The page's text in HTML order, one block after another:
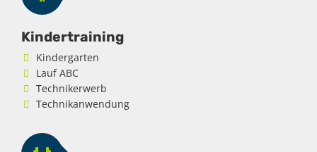
Kindertraining
Kindergarten
Lauf ABC
Technikerwerb
Technikanwendung